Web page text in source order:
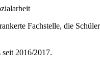
Fachstelle, die
2016/2017.